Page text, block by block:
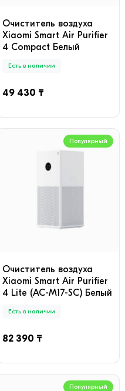
Очиститель воздуха
Xiaomi Smart Air Purifier
4 Compact Белый
Есть в наличии
49 430 ₸
Популярный
Очиститель воздуха
Xiaomi Smart Air Purifier
4 Lite (AC-M17-SC) Белый
Есть в наличии
82 390 ₸
Популярный